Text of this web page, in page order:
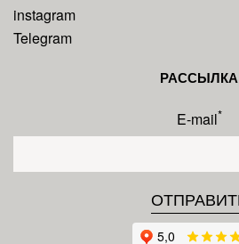
instagram
Telegram
РАССЫЛКА
E-mail*